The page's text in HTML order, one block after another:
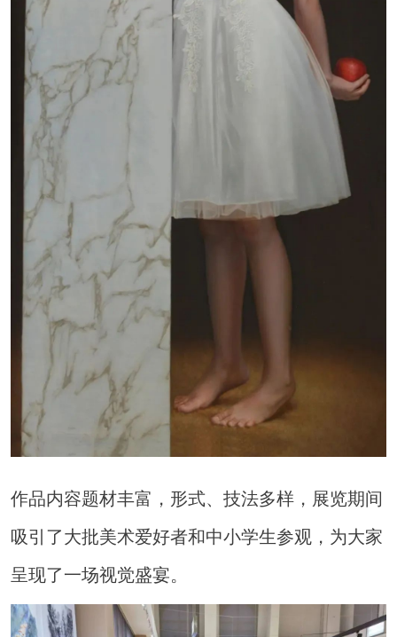
作品内容题材丰富，形式、技法多样，展览期间
吸引了大批美术爱好者和中小学生参观，为大家
呈现了一场视觉盛宴。